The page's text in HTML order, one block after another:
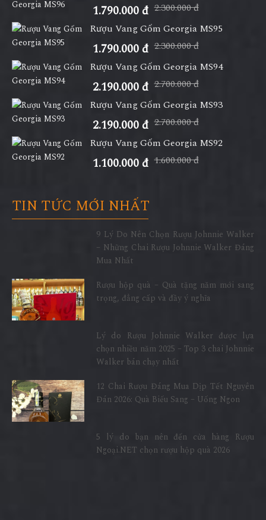
1.790.000 đ 2.300.000 đ
Rượu Vang Gốm Georgia MS95
1.790.000 đ 2.300.000 đ
Rượu Vang Gốm Georgia MS94
2.190.000 đ 2.700.000 đ
Rượu Vang Gốm Georgia MS93
2.190.000 đ 2.700.000 đ
Rượu Vang Gốm Georgia MS92
1.100.000 đ 1.600.000 đ
TIN TỨC MỚI NHẤT
9 Lý Do Nên Chọn Rượu Johnnie Walker
– Những Chai Rượu Johnnie Walker Đáng
Mua Nhất
Rượu hộp quà – Quà tặng năm mới sang
trọng, đẳng cấp và đầy ý nghĩa
Lý do Rượu Johnnie Walker được lựa
chọn nhiều năm 2025 – Top 3 chai Johnnie
Walker bán chạy nhất
12 Chai Rượu Đáng Mua Dịp Tết Nguyên
Đán 2026: Quà Biếu Sang – Uống Ngon
5 lý do bạn nên đến cửa hàng Rượu
Ngoại.NET chọn rượu hộp quà 2026